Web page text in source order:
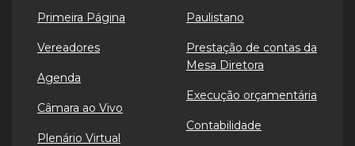
Primeira Página
Vereadores
Agenda
Câmara ao Vivo
Plenário Virtual
Paulistano
Prestação de contas da
Mesa Diretora
Execução orçamentária
Contabilidade